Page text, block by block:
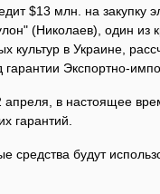
$13 млн. на закупку
(Николаев), один из
культур в Украине,
Экспортно-
в настоящее
гарантий.
средства будут